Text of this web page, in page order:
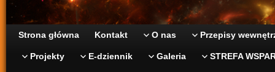
Strona główna Kontakt O nas Przepisy
Projekty E-dziennik Galeria STREFA